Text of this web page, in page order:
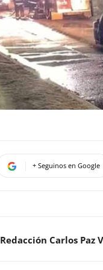
+ Seguinos en Google
Redacción Carlos Paz